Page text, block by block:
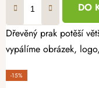
DO
Dřevěný prak potěší
vypálíme obrázek,
-15%